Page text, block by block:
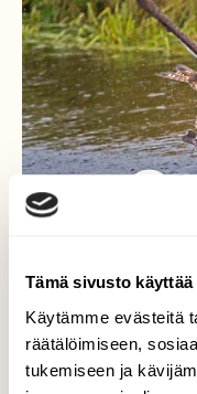
Tämä sivusto käyttää
Käytämme evästeitä
räätälöimiseen,
tukemiseen ja
7. syyskuuta